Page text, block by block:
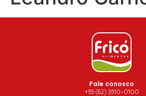
Fale conosco
+55 (62) 3510-0100